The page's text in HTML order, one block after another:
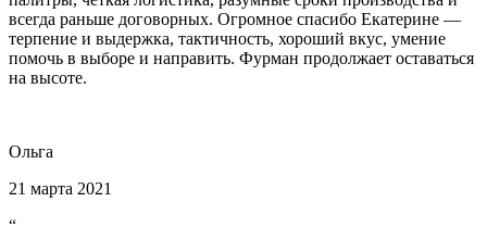
всегда раньше договорных. Огромное спасибо Екатерине —
терпение и выдержка, тактичность, хороший вкус, умение
помочь в выборе и направить. Фурман продолжает оставаться
на высоте.
Ольга
21 марта 2021
“